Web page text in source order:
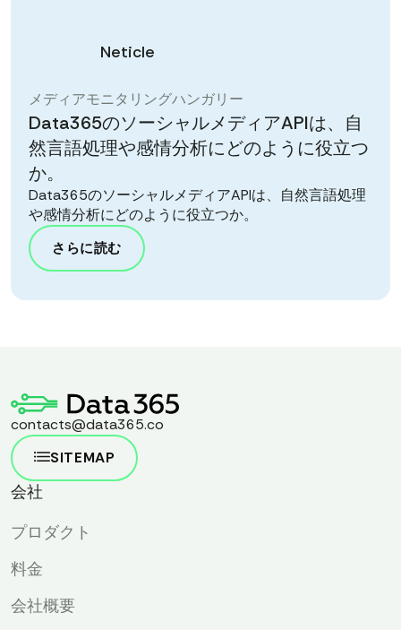
Data365のソーシャルメディアAPIは、自
然言語処理や感情分析にどのように役立つ
か。
Data365のソーシャルメディアAPIは、自然言語処理
や感情分析にどのように役立つか。
さらに読む
Neticle
メディアモニタリングハンガリー
contacts@data365.co
SITEMAP
会社
プロダクト
料金
会社概要